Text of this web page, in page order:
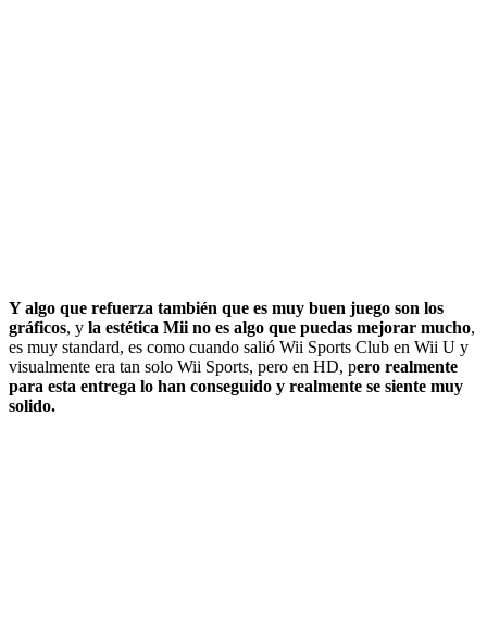
Y algo que refuerza también que es muy buen juego son los
gráficos, y la estética Mii no es algo que puedas mejorar mucho,
es muy standard, es como cuando salió Wii Sports Club en Wii U y
visualmente era tan solo Wii Sports, pero en HD, pero realmente
para esta entrega lo han conseguido y realmente se siente muy
solido.